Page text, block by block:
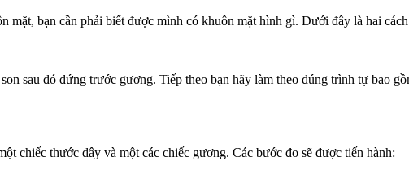
bạn cần phải biết được mình có khuôn mặt hình gì. Dưới đây là hai
sau đó đứng trước gương. Tiếp theo bạn hãy làm theo đúng trình tự bao
chiếc thước dây và một các chiếc gương. Các bước đo sẽ được tiến hành: